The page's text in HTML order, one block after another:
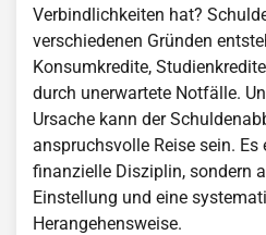
Verbindlichkeiten hat?
verschiedenen Gründen
Konsumkredite,
durch unerwartete Notfälle.
Ursache kann der
anspruchsvolle Reise sein.
finanzielle Disziplin, sondern
Einstellung und eine
Herangehensweise.